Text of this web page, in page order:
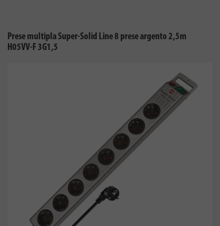
Prese multipla Super-Solid Line 8 prese argento 2,5m
H05VV-F 3G1,5